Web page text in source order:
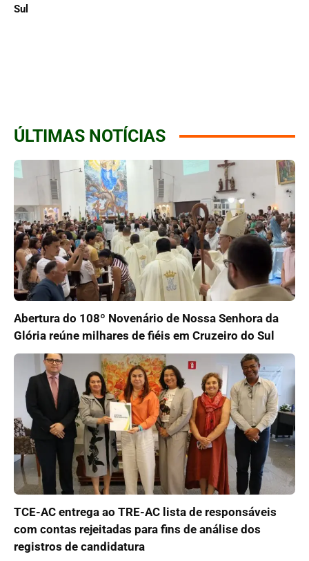
Sul
ÚLTIMAS NOTÍCIAS
Abertura do 108º Novenário de Nossa Senhora da
Glória reúne milhares de fiéis em Cruzeiro do Sul
TCE-AC entrega ao TRE-AC lista de responsáveis
com contas rejeitadas para fins de análise dos
registros de candidatura